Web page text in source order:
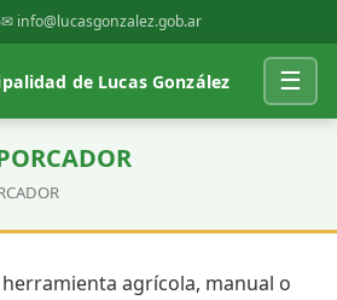
✉ info@lucasgonzalez.gob.ar
de Lucas González ☰
agrícola, manual o